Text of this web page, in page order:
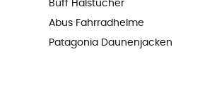
Buff Halstücher
Abus Fahrradhelme
Patagonia Daunenjacken